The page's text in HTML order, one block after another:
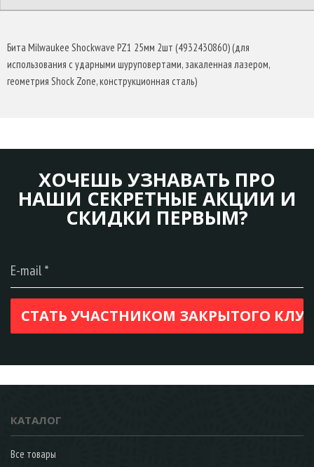
Бита Milwaukee Shockwave PZ1 25мм 2шт (4932430860) (для
использования с ударными шуруповертами, закаленная лазером,
геометрия Shock Zone, конструкционная сталь)
ХОЧЕШЬ УЗНАВАТЬ ПРО
НАШИ СЕКРЕТНЫЕ АКЦИИ И
СКИДКИ ПЕРВЫМ?
КАТАЛОГ
Все товары